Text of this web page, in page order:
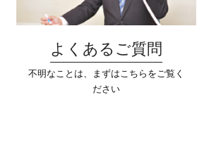
よくあるご質問
不明なことは、まずはこちらをご覧く
ださい